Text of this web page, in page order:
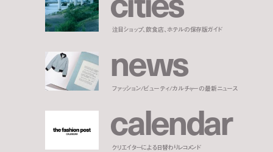
注目ショップ、飲食店、ホテルの保存版ガイド
news
ファッション/ビューティ/カルチャーの最新ニュース
calendar
クリエイターによる日替わりレコメンド